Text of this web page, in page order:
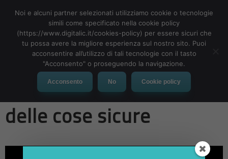
MENU
Live Streaming: Internet
delle cose sicure
Noi e alcuni partner selezionati utilizziamo cookie o tecnologie
simili come specificato nella cookie policy
(https://www.digitalic.it/cookies-policy) per essere sicuri che
tu possa avere la migliore esperienza sul nostro sito. Puoi
acconsentire all’utilizzo di tali tecnologie con il tasto
"Acconsento" o proseguendo la navigazione.
Acconsento No Cookie policy